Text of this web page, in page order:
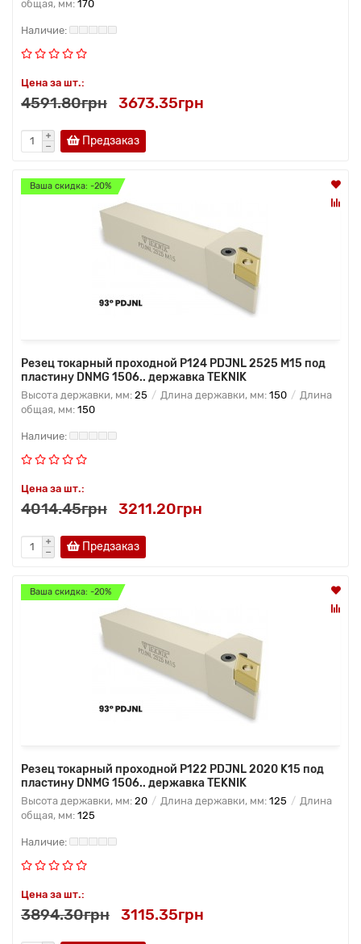
общая, мм: 170
Цена за шт.:
4591.80грн 3673.35грн
Предзаказ
Ваша скидка: -20%
Резец токарный проходной P124 PDJNL 2525 M15 под
пластину DNMG 1506.. державка TEKNIK
Высота державки, мм: 25 Длина державки, мм: 150
Длина
общая, мм: 150
Цена за шт.:
4014.45грн 3211.20грн
Предзаказ
Ваша скидка: -20%
Резец токарный проходной P122 PDJNL 2020 K15 под
пластину DNMG 1506.. державка TEKNIK
Высота державки, мм: 20 Длина державки, мм: 125
Длина
общая, мм: 125
Цена за шт.:
3894.30грн 3115.35грн